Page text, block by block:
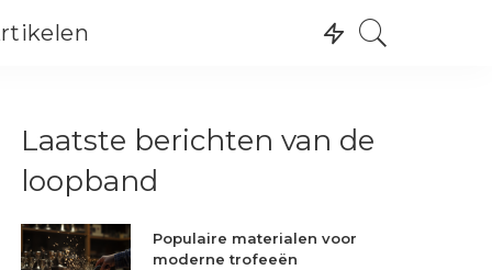
Wintersport
Watersport
Skating
Recreatie
Watersport
Skating
Laatste berichten van de
loopband
Populaire materialen voor
moderne trofeeën